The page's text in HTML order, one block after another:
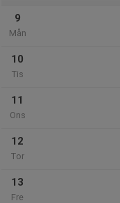
9
Mån
10
Tis
11
Ons
12
Tor
13
Fre